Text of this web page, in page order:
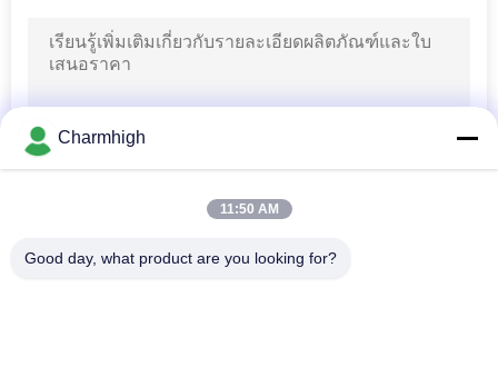
Charmhigh
11:50 AM
Good day, what product are you looking for?